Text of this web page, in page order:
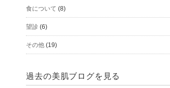
食について (8)
望診 (6)
その他 (19)
過去の美肌ブログを見る